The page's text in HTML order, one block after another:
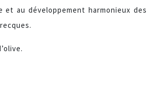
au développement harmonieux des